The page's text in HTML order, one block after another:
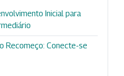
Inicial para
Recomeço: Conecte-se